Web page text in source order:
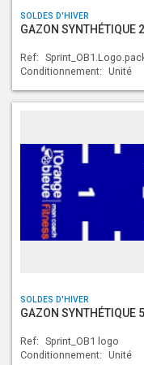
SOLDES D'HIVER
GAZON SYNTHÉTIQUE
Ref:
Conditionnement: Unité
SOLDES D'HIVER
GAZON SYNTHÉTIQUE
Ref: Sprint_OB1 logo
Conditionnement: Unité